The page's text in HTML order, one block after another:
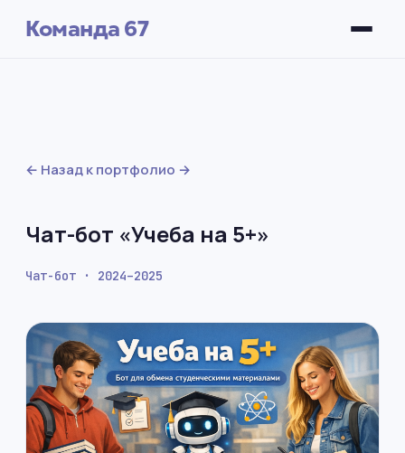
Команда 67
← Назад к портфолио
Чат-бот «Учеба на 5+»
Чат-бот · 2024–2025